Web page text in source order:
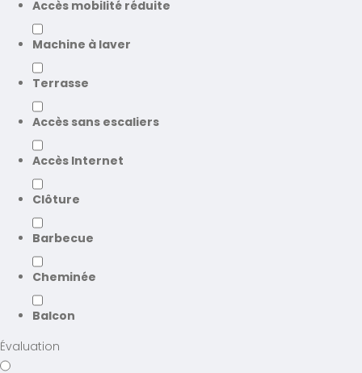
Accès mobilité réduite
Machine à laver
Terrasse
Accès sans escaliers
Accès Internet
Clôture
Barbecue
Cheminée
Balcon
Évaluation